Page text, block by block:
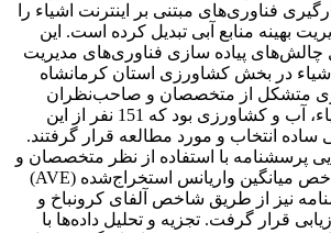
فناوری‌های مبتنی بر اینترنت اشیاء را
بهینه منابع آبی تبدیل کرده است. این
پیاده سازی فناوری‌های مدیریت
اشیاء در بخش کشاورزی استان کرمانشاه
متشکل از متخصصان و صاحب‌نظران
حوزه‌های اینترنت اشیاء، آب و کشاورزی بود که 151 نفر از این
ساده انتخاب و مورد مطالعه قرار گرفتند.
پرسشنامه با استفاده از نظر متخصصان و
روایی تشخیصی با شاخص میانگین واریانس استخراج‌شده (AVE)
نیز از طریق شاخص آلفای کرونباخ و
قرار گرفت. تجزیه و تحلیل داده‌ها با